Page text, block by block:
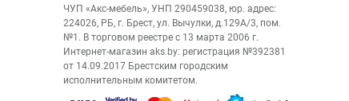
ЧУП «Акс-мебель», УНП 290459038, юр. адрес:
224026, РБ, г. Брест, ул. Вычулки, д.129А/3, пом.
№1. В торговом реестре с 13 марта 2006 г.
Интернет-магазин aks.by: регистрация №392381
от 14.09.2017 Брестским городским
исполнительным комитетом.